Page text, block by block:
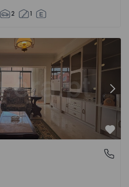
2 1
Alcabideche - 1553856 - 18